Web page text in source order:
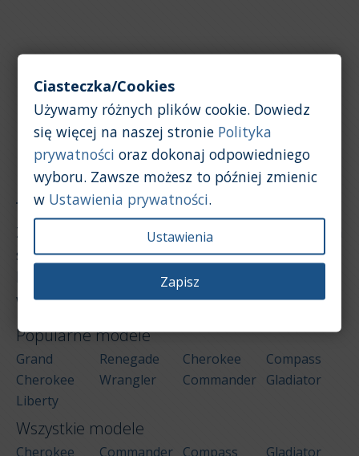
Raporty/Wartość samochodu
Znajdujesz się w sekcji raportów dotyczących cen
samochodów używanych. Poniżej znajduje się
lista modeli dla marki Jeep. Wybierz jeden, aby
wyświetlić dla niego stronę raportu.
Popularne modele
Grand
Cherokee
Renegade Cherokee
Compass
Wrangler
Commander Gladiator
Liberty
Wszystkie modele
Cherokee Commander Compass Gladiator
Ciasteczka/Cookies
Używamy różnych plików cookie. Dowiedz
się więcej na naszej stronie Polityka
prywatności oraz dokonaj odpowiedniego
wyboru. Zawsze możesz to później zmienic
w Ustawienia prywatności.
Ustawienia
Zapisz